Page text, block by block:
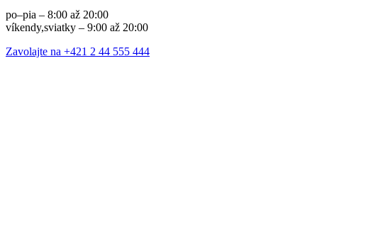
po–pia – 8:00 až 20:00
víkendy,sviatky – 9:00 až 20:00
Zavolajte na +421 2 44 555 444